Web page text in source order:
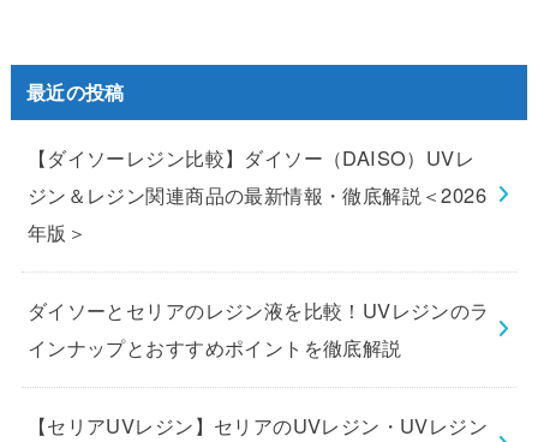
最近の投稿
【ダイソーレジン比較】ダイソー（DAISO）UVレ
ジン＆レジン関連商品の最新情報・徹底解説＜2026
年版＞
ダイソーとセリアのレジン液を比較！UVレジンのラ
インナップとおすすめポイントを徹底解説
【セリアUVレジン】セリアのUVレジン・UVレジン